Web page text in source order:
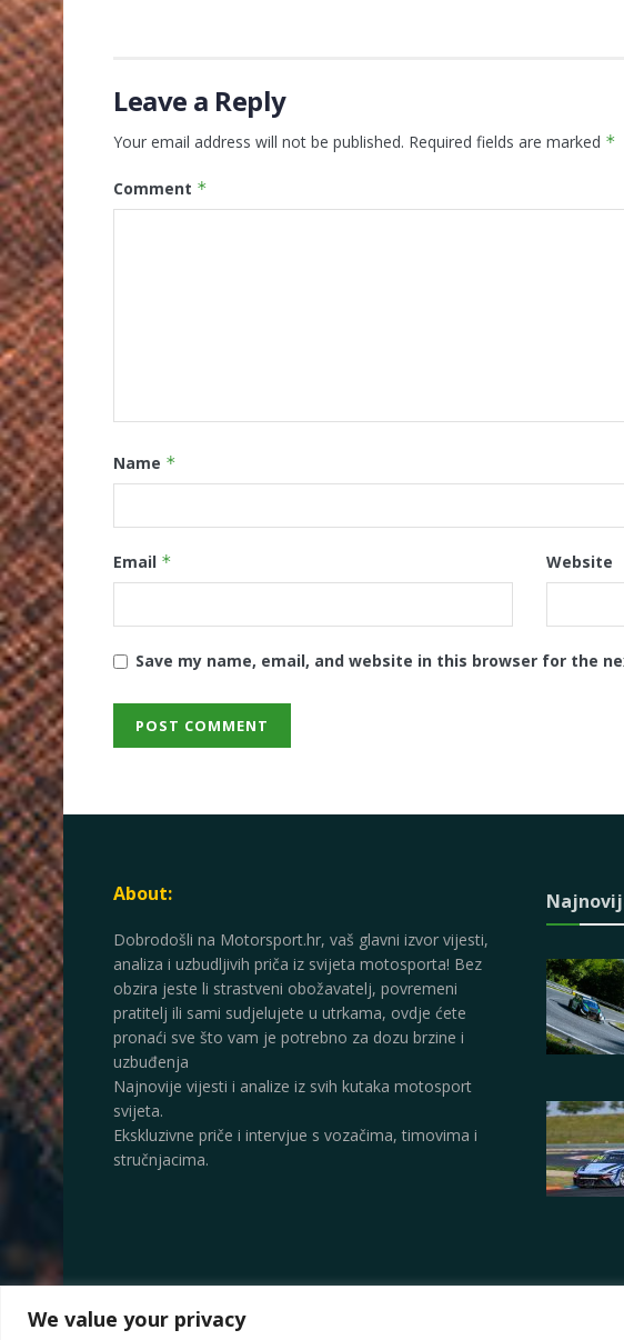
We value your privacy
Leave a Reply
Your email address will not be published. Required fields are marked *
Comment *
Name *
Email * Website
Save my name, email, and website in this browser for the
About:
Dobrodošli na Motorsport.hr, vaš glavni izvor vijesti,
analiza i uzbudljivih priča iz svijeta motosporta! Bez
obzira jeste li strastveni obožavatelj, povremeni
pratitelj ili sami sudjelujete u utrkama, ovdje ćete
pronaći sve što vam je potrebno za dozu brzine i
uzbuđenja
Najnovije vijesti i analize iz svih kutaka motosport
svijeta.
Ekskluzivne priče i intervjue s vozačima, timovima i
stručnjacima.